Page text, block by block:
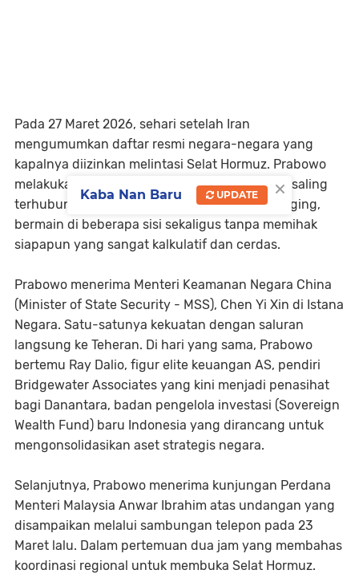
Pada 27 Maret 2026, sehari setelah Iran
mengumumkan daftar resmi negara-negara yang
kapalnya diizinkan melintasi Selat Hormuz. Prabowo
melakukan tiga pertemuan yang terlihat tidak saling
terhubung. Pertemuan ini adalah strategi hedging,
bermain di beberapa sisi sekaligus tanpa memihak
siapapun yang sangat kalkulatif dan cerdas.
Prabowo menerima Menteri Keamanan Negara China
(Minister of State Security - MSS), Chen Yi Xin di Istana
Negara. Satu-satunya kekuatan dengan saluran
langsung ke Teheran. Di hari yang sama, Prabowo
bertemu Ray Dalio, figur elite keuangan AS, pendiri
Bridgewater Associates yang kini menjadi penasihat
bagi Danantara, badan pengelola investasi (Sovereign
Wealth Fund) baru Indonesia yang dirancang untuk
mengonsolidasikan aset strategis negara.
Selanjutnya, Prabowo menerima kunjungan Perdana
Menteri Malaysia Anwar Ibrahim atas undangan yang
disampaikan melalui sambungan telepon pada 23
Maret lalu. Dalam pertemuan dua jam yang membahas
koordinasi regional untuk membuka Selat Hormuz.
×
Kaba Nan Baru UPDATE